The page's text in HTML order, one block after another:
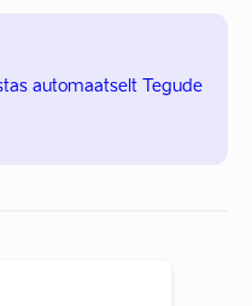
automaatselt Tegude